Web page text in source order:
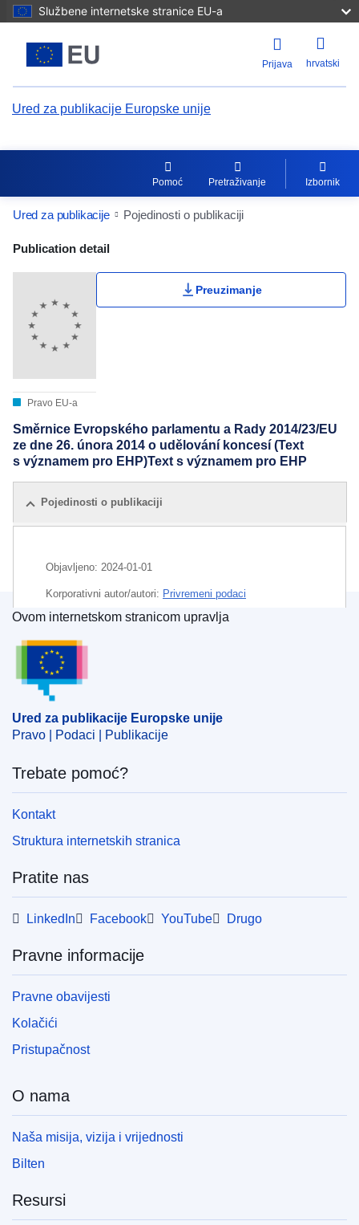
Službene internetske stranice EU-a
Prijava hrvatski
Ured za publikacije Europske unije
Pomoć Pretraživanje Izbornik
Ured za publikacije Pojedinosti o publikaciji
Publication Detail Actions Portlet
Ocjene korisnika
Publication detail
Pravo EU-a
Preuzimanje
Směrnice Evropského parlamentu a Rady 2014/23/EU
ze dne 26. února 2014 o udělování koncesí (Text
s významem pro EHP)Text s významem pro EHP
Pojedinosti o publikaciji
Objavljeno: 2024-01-01
Korporativni autor/autori: Privremeni podaci
Ured za publikacije Europske unije
Ovom internetskom stranicom upravlja
Ured za publikacije Europske unije
Pravo | Podaci | Publikacije
Trebate pomoć?
Kontakt
Struktura internetskih stranica
Pratite nas
LinkedIn Facebook YouTube Drugo
Pravne informacije
Pravne obavijesti
Kolačići
Pristupačnost
O nama
Naša misija, vizija i vrijednosti
Bilten
Resursi